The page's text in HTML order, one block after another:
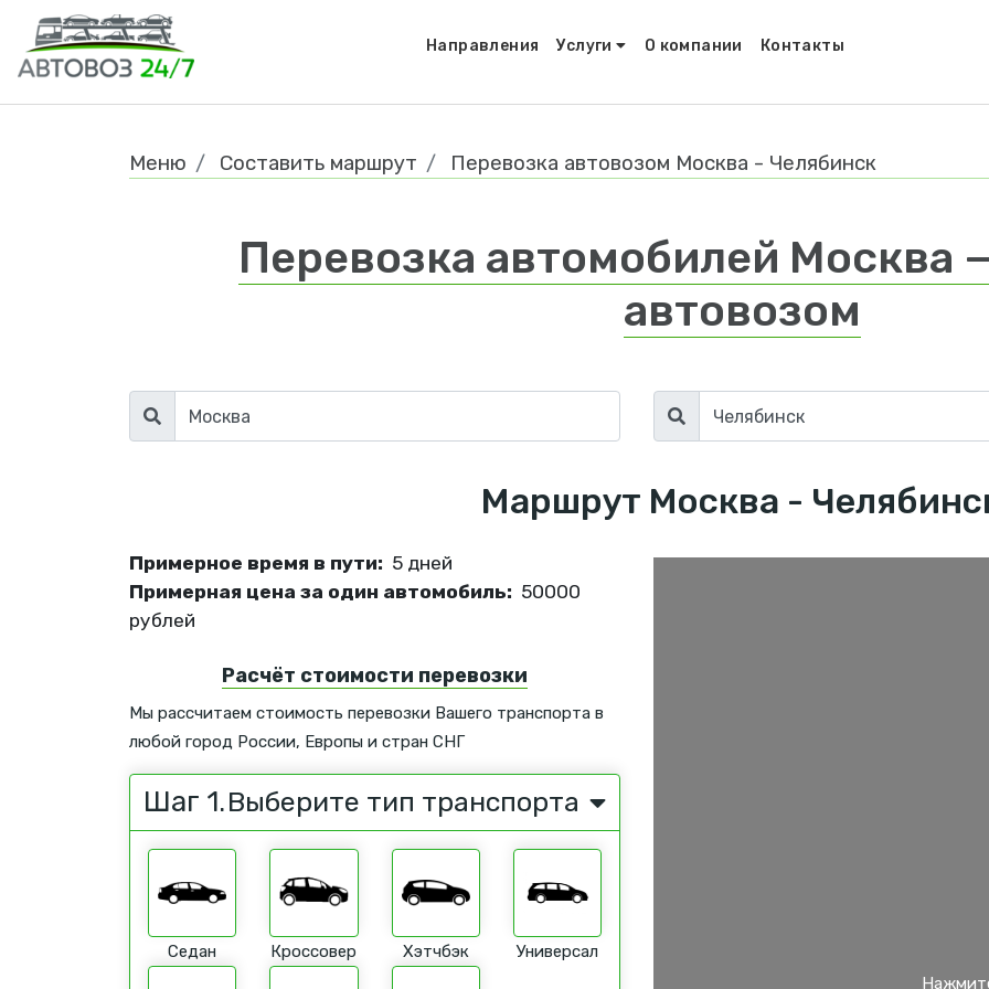
Направления Услуги О компании Контакты
Меню Составить маршрут Перевозка автовозом Москва - Челябинск
Перевозка автомобилей Москва
автовозом
Маршрут Москва -
Примерное время в пути: 5 дней
Примерная цена за один автомобиль: 50000
рублей
Расчёт стоимости перевозки
Мы рассчитаем стоимость перевозки Вашего транспорта в
любой город России, Европы и стран СНГ
Шаг 1.Выберите тип транспорта
Седан Кроссовер Хэтчбэк Универсал